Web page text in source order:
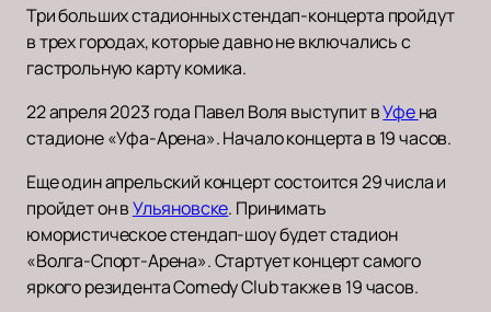
Три больших стадионных стендап-концерта пройдут
в трех городах, которые давно не включались с
гастрольную карту комика.
22 апреля 2023 года Павел Воля выступит вУфена
стадионе «Уфа-Арена». Начало концерта в 19 часов.
Еще один апрельский концерт состоится 29 числа и
пройдет он вУльяновске. Принимать
юмористическое стендап-шоу будет стадион
«Волга-Спорт-Арена». Стартует концерт самого
яркого резидента Comedy Club также в 19 часов.